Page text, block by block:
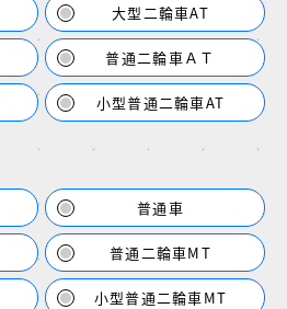
大型二輪車AT
普通二輪車ＡＴ
小型普通二輪車AT
普通車
普通二輪車MT
小型普通二輪車MT